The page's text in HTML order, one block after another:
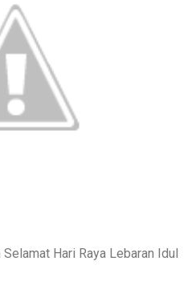
Hari Raya Lebaran Idul